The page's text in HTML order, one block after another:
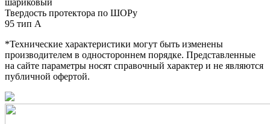
Твердость протектора по ШОРу
95 тип А
*Технические характеристики могут быть изменены
производителем в одностороннем порядке. Представленные
на сайте параметры носят справочный характер и не являются
публичной офертой.